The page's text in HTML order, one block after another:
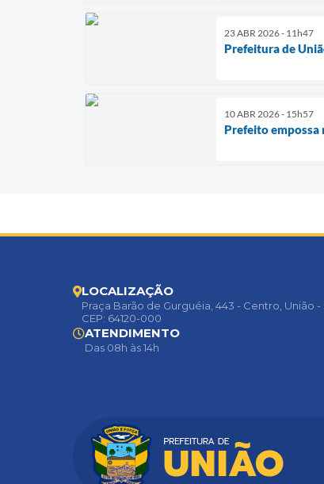
23 ABR 2026 - 11h47
Prefeitura de
10 ABR 2026 - 15h57
Prefeito empossa
LOCALIZAÇÃO
Praça Barão de Gurguéia, 443 - Centro, União -
CEP: 64120-000
ATENDIMENTO
Das 08h às 14h